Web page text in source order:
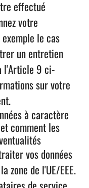
effectué
votre
le cas
un entretien
l'Article 9 ci-
sur votre
à caractère
comment les
vos données
zone de l'UE/EEE.